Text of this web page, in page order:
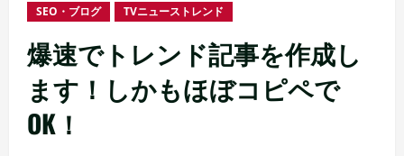
SEO・ブログ TVニューストレンド
爆速でトレンド記事を作成し
ます！しかもほぼコピペで
OK！